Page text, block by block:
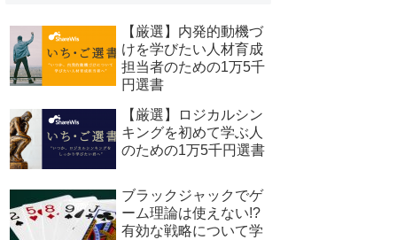
【厳選】内発的動機づ
けを学びたい人材育成
担当者のための1万5千
円選書
【厳選】ロジカルシン
キングを初めて学ぶ人
のための1万5千円選書
ブラックジャックでゲ
ーム理論は使えない!?
有効な戦略について学